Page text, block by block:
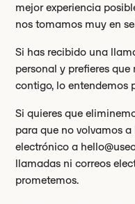
mejor experiencia
nos tomamos muy en
Si has recibido una
personal y prefieres
contigo, lo entendemos
Si quieres que
para que no volvamos
electrónico a
llamadas ni correos
prometemos.